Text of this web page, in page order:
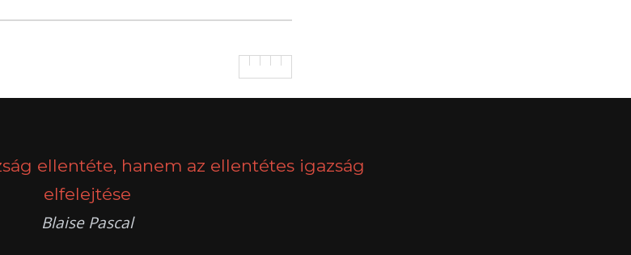
ellentéte, hanem az ellentétes igazság
elfelejtése
Blaise Pascal